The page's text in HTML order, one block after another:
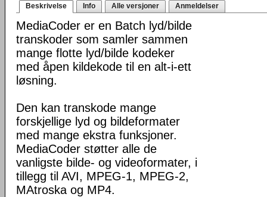
Beskrivelse Info Alle versjoner Anmeldelser
MediaCoder er en Batch lyd/bilde
transkoder som samler sammen
mange flotte lyd/bilde kodeker
med åpen kildekode til en alt-i-ett
løsning.
Den kan transkode mange
forskjellige lyd og bildeformater
med mange ekstra funksjoner.
MediaCoder støtter alle de
vanligste bilde- og videoformater, i
tillegg til AVI, MPEG-1, MPEG-2,
MAtroska og MP4.